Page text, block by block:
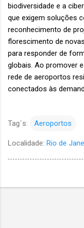
biodiversidade e a
que exigem soluções
reconhecimento de
florescimento de
para responder de
globais. Ao promover
rede de aeroportos
conectados às
Tag´s: Aeroportos
Localidade: Rio de